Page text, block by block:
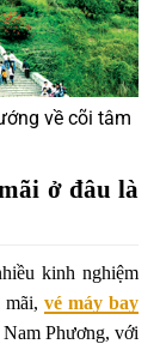
về cõi tâm
ở đâu là
kinh nghiệm
mãi, vé máy bay
Phương, với